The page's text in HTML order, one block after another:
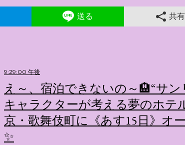
送る 共有
9:29:00 午後
え～、宿泊できないの～🏨“サン
キャラクターが考える夢のホテ
京・歌舞伎町に《あす15日》オ
✨️